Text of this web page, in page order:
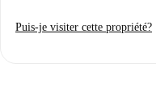
soumis à une procédure de
Puis-je visiter cette propriété?